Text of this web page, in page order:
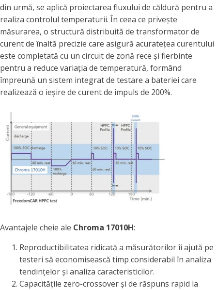
din urmă, se aplică proiectarea fluxului de căldură pentru a
realiza controlul temperaturii. În ceea ce privește
măsurarea, o structură distribuită de transformator de
curent de înaltă precizie care asigură acuratețea curentului
este completată cu un circuit de zonă rece și fierbinte
pentru a reduce variația de temperatură, formând
împreună un sistem integrat de testare a bateriei care
realizează o ieșire de curent de impuls de 200%.
Avantajele cheie ale Chroma 17010H:
Reproductibilitatea ridicată a măsurătorilor îi ajută pe
testeri să economisească timp considerabil în analiza
tendințelor și analiza caracteristicilor.
Capacitățile zero-crossover și de răspuns rapid la